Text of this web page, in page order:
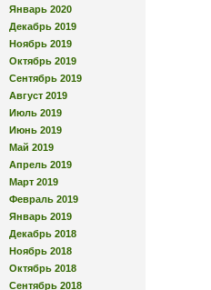
Январь 2020
Декабрь 2019
Ноябрь 2019
Октябрь 2019
Сентябрь 2019
Август 2019
Июль 2019
Июнь 2019
Май 2019
Апрель 2019
Март 2019
Февраль 2019
Январь 2019
Декабрь 2018
Ноябрь 2018
Октябрь 2018
Сентябрь 2018